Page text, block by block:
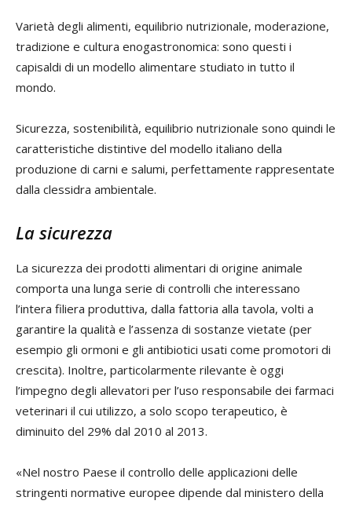
Varietà degli alimenti, equilibrio nutrizionale, moderazione,
tradizione e cultura enogastronomica: sono questi i
capisaldi di un modello alimentare studiato in tutto il
mondo.
Sicurezza, sostenibilità, equilibrio nutrizionale sono quindi le
caratteristiche distintive del modello italiano della
produzione di carni e salumi, perfettamente rappresentate
dalla clessidra ambientale.
La sicurezza
La sicurezza dei prodotti alimentari di origine animale
comporta una lunga serie di controlli che interessano
l’intera filiera produttiva, dalla fattoria alla tavola, volti a
garantire la qualità e l’assenza di sostanze vietate (per
esempio gli ormoni e gli antibiotici usati come promotori di
crescita). Inoltre, particolarmente rilevante è oggi
l’impegno degli allevatori per l’uso responsabile dei farmaci
veterinari il cui utilizzo, a solo scopo terapeutico, è
diminuito del 29% dal 2010 al 2013.
«Nel nostro Paese il controllo delle applicazioni delle
stringenti normative europee dipende dal ministero della